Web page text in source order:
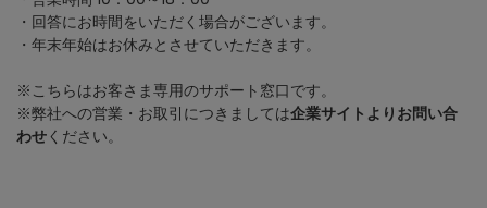
・回答にお時間をいただく場合がございます。
・年末年始はお休みとさせていただきます。
※こちらはお客さま専用のサポート窓口です。
※弊社への営業・お取引につきましては企業サイトよりお問い合
わせください。